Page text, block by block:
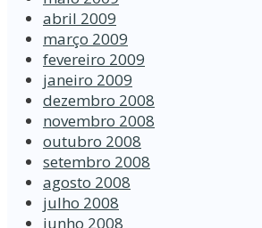
abril 2009
março 2009
fevereiro 2009
janeiro 2009
dezembro 2008
novembro 2008
outubro 2008
setembro 2008
agosto 2008
julho 2008
junho 2008